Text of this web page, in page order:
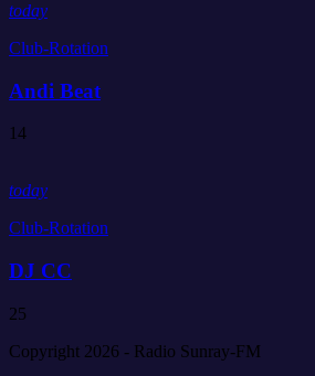
today
Club-Rotation
Andi Beat
14
today
Club-Rotation
DJ CC
25
Copyright 2026 - Radio Sunray-FM